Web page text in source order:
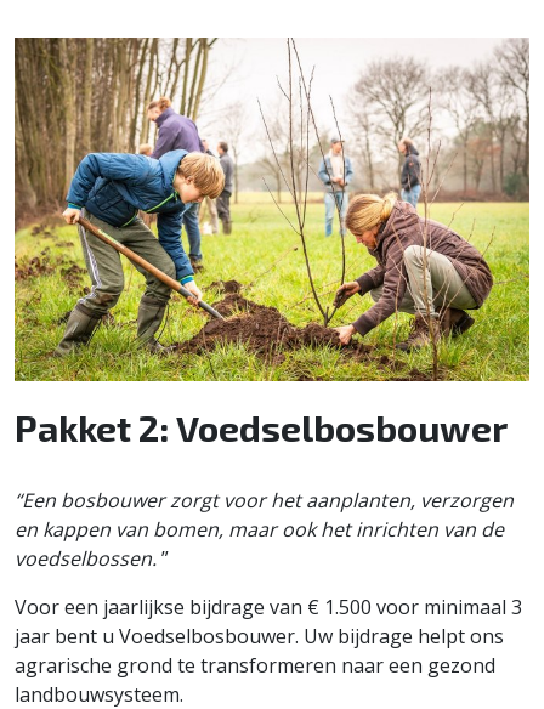
Pakket 2: Voedselbosbouwer
“Een bosbouwer zorgt voor het aanplanten, verzorgen
en kappen van bomen, maar ook het inrichten van de
voedselbossen.”
Voor een jaarlijkse bijdrage van € 1.500 voor minimaal 3
jaar bent u Voedselbosbouwer. Uw bijdrage helpt ons
agrarische grond te transformeren naar een gezond
landbouwsysteem.